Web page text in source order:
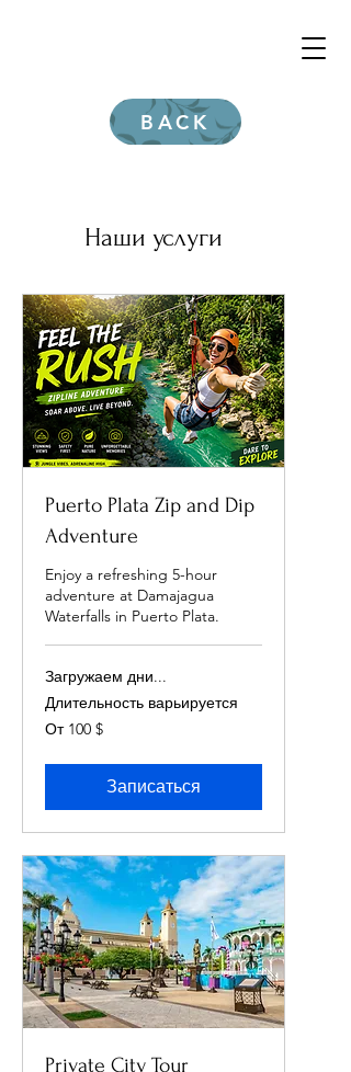
BACK
Наши услуги
Puerto Plata Zip and Dip
Adventure
Enjoy a refreshing 5-hour
adventure at Damajagua
Waterfalls in Puerto Plata.
Загружаем дни...
Длительность варьируется
От
100
От 100 $
Записаться
Private City Tour